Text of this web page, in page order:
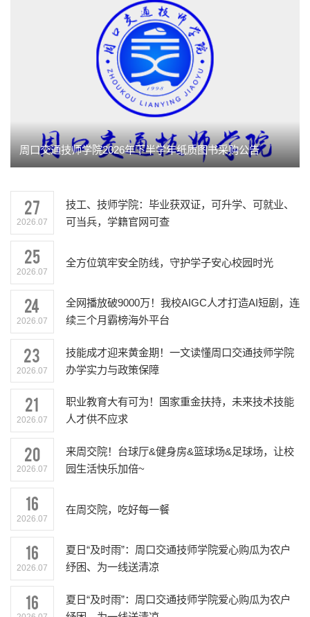
周口交通技师学院2026年下半学年纸质图书采购公告
27
2026.07
技工、技师学院：毕业获双证，可升学、可就业、
可当兵，学籍官网可查
25
2026.07
全方位筑牢安全防线，守护学子安心校园时光
24
2026.07
全网播放破9000万！我校AIGC人才打造AI短剧，连
续三个月霸榜海外平台
23
2026.07
技能成才迎来黄金期！一文读懂周口交通技师学院
办学实力与政策保障
21
2026.07
职业教育大有可为！国家重金扶持，未来技术技能
人才供不应求
20
2026.07
来周交院！台球厅&健身房&篮球场&足球场，让校
园生活快乐加倍~
16
2026.07
在周交院，吃好每一餐
16
2026.07
夏日“及时雨”：周口交通技师学院爱心购瓜为农户
纾困、为一线送清凉
16
夏日“及时雨”：周口交通技师学院爱心购瓜为农户